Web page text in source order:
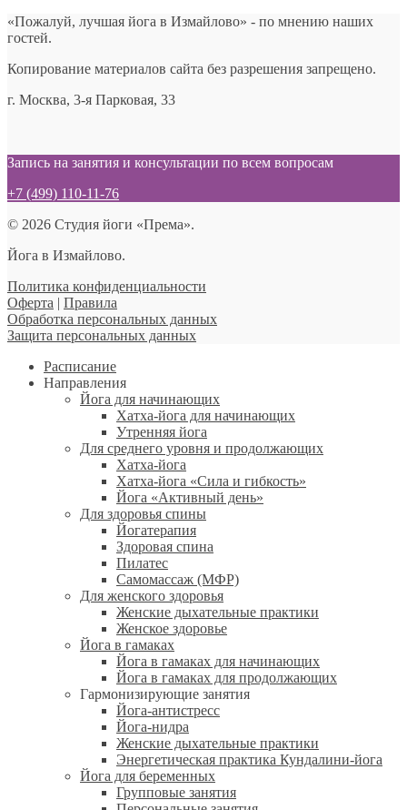
«Пожалуй, лучшая йога в Измайлово» - по мнению наших
гостей.
Копирование материалов сайта без разрешения запрещено.
г. Москва, 3-я Парковая, 33
Запись на занятия и консультации по всем вопросам
+7 (499) 110-11-76
© 2026 Студия йоги «Према».
Йога в Измайлово.
Политика конфиденциальности
Оферта | Правила
Обработка персональных данных
Защита персональных данных
Расписание
Направления
Йога для начинающих
Хатха-йога для начинающих
Утренняя йога
Для среднего уровня и продолжающих
Хатха-йога
Хатха-йога «Сила и гибкость»
Йога «Активный день»
Для здоровья спины
Йогатерапия
Здоровая спина
Пилатес
Самомассаж (МФР)
Для женского здоровья
Женские дыхательные практики
Женское здоровье
Йога в гамаках
Йога в гамаках для начинающих
Йога в гамаках для продолжающих
Гармонизирующие занятия
Йога-антистресс
Йога-нидра
Женские дыхательные практики
Энергетическая практика Кундалини-йога
Йога для беременных
Групповые занятия